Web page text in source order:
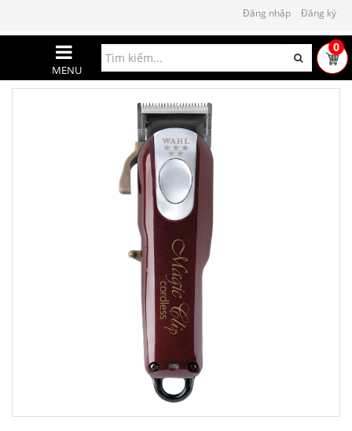
Đăng nhập Đăng ký
MENU
0